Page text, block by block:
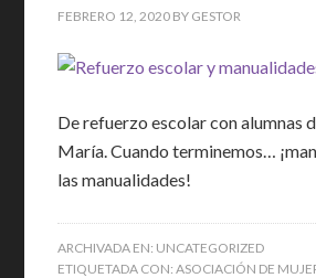
FEBRERO 12, 2020 BY GESTOR
De refuerzo escolar con alumnas
María. Cuando terminemos…
las manualidades!
ARCHIVADA EN: UNCATEGORIZED
ETIQUETADA CON:ASOCIACIÓN DE